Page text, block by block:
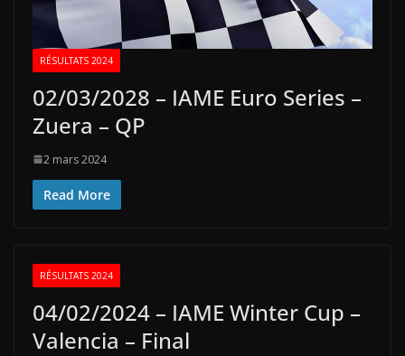
RÉSULTATS 2024
02/03/2028 – IAME Euro Series –
Zuera – QP
2 mars 2024
Read More
RÉSULTATS 2024
04/02/2024 – IAME Winter Cup –
Valencia – Final